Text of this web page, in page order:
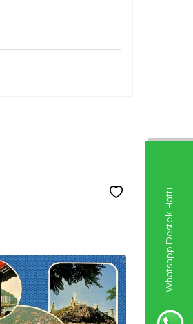
Whatsapp Destek Hattı
YENI